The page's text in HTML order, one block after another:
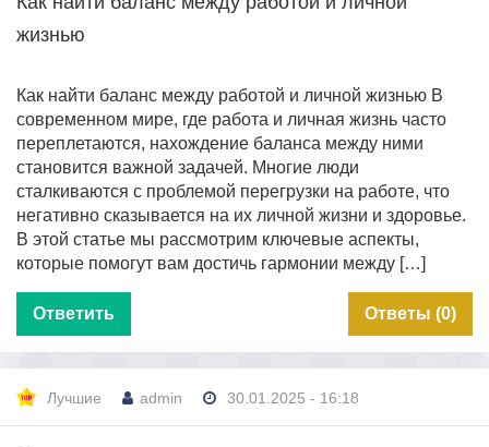
жизнью
Как найти баланс между работой и личной жизнью В
современном мире, где работа и личная жизнь часто
переплетаются, нахождение баланса между ними
становится важной задачей. Многие люди
сталкиваются с проблемой перегрузки на работе, что
негативно сказывается на их личной жизни и здоровье.
В этой статье мы рассмотрим ключевые аспекты,
которые помогут вам достичь гармонии между […]
Ответить Ответы (0)
Лучшие admin 30.01.2025 - 16:18